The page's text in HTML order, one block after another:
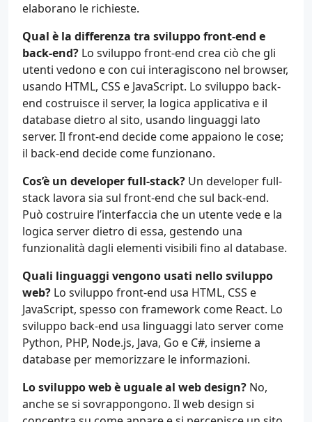
elaborano le richieste.
Qual è la differenza tra sviluppo front-end e
back-end? Lo sviluppo front-end crea ciò che gli
utenti vedono e con cui interagiscono nel browser,
usando HTML, CSS e JavaScript. Lo sviluppo back-
end costruisce il server, la logica applicativa e il
database dietro al sito, usando linguaggi lato
server. Il front-end decide come appaiono le cose;
il back-end decide come funzionano.
Cos’è un developer full-stack? Un developer full-
stack lavora sia sul front-end che sul back-end.
Può costruire l’interfaccia che un utente vede e la
logica server dietro di essa, gestendo una
funzionalità dagli elementi visibili fino al database.
Quali linguaggi vengono usati nello sviluppo
web? Lo sviluppo front-end usa HTML, CSS e
JavaScript, spesso con framework come React. Lo
sviluppo back-end usa linguaggi lato server come
Python, PHP, Node.js, Java, Go e C#, insieme a
database per memorizzare le informazioni.
Lo sviluppo web è uguale al web design? No,
anche se si sovrappongono. Il web design si